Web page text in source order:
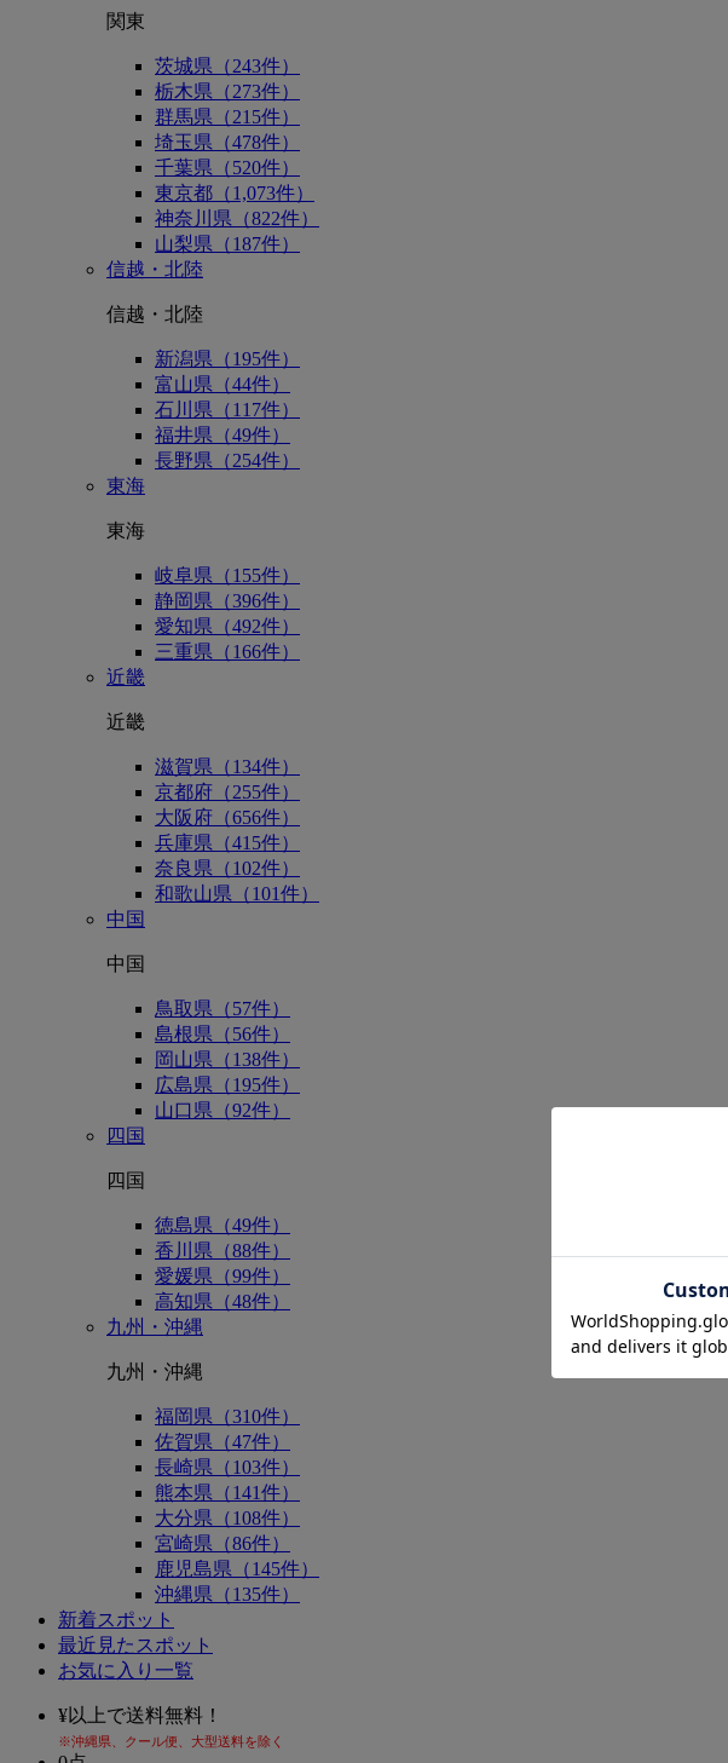
関東
茨城県（243件）
栃木県（273件）
群馬県（215件）
埼玉県（478件）
千葉県（520件）
東京都（1,073件）
神奈川県（822件）
山梨県（187件）
信越・北陸
信越・北陸
新潟県（195件）
富山県（44件）
石川県（117件）
福井県（49件）
長野県（254件）
東海
東海
岐阜県（155件）
静岡県（396件）
愛知県（492件）
三重県（166件）
近畿
近畿
滋賀県（134件）
京都府（255件）
大阪府（656件）
兵庫県（415件）
奈良県（102件）
和歌山県（101件）
中国
中国
鳥取県（57件）
島根県（56件）
岡山県（138件）
広島県（195件）
山口県（92件）
四国
四国
徳島県（49件）
香川県（88件）
愛媛県（99件）
高知県（48件）
九州・沖縄
九州・沖縄
福岡県（310件）
佐賀県（47件）
長崎県（103件）
熊本県（141件）
大分県（108件）
宮崎県（86件）
鹿児島県（145件）
沖縄県（135件）
新着スポット
最近見たスポット
お気に入り一覧
¥以上で送料無料！
※沖縄県、クール便、大型送料を除く